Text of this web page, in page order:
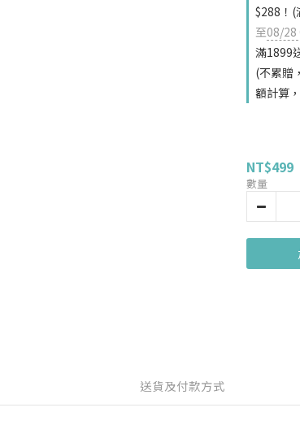
$288！(
至08/28
滿1899
(不累贈
額計算
NT$499
數量
送貨及付款方式